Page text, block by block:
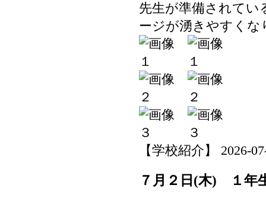
先生が準備されて
ージが湧きやすくな
【学校紹介】 2026-
７月２日(木) １年